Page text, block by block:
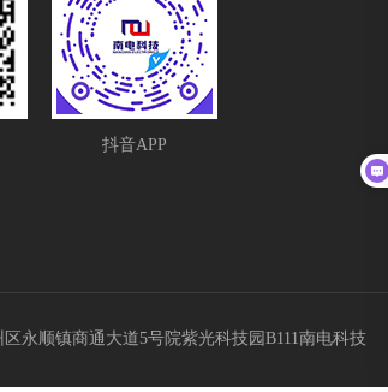
抖音APP
永顺镇商通大道5号院紫光科技园B111南电科技